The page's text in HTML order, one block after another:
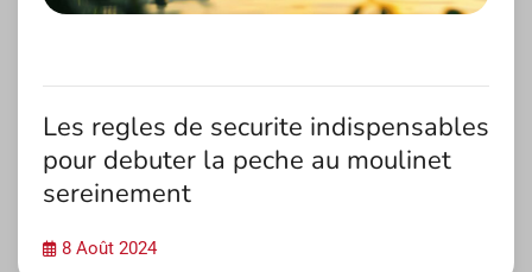
Les regles de securite indispensables
pour debuter la peche au moulinet
sereinement
8 Août 2024